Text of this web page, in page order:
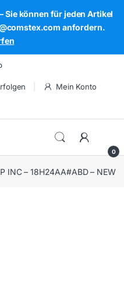
Sie können für jeden Artikel
anfordern.
Mein Konto
0
INC – 18H24AA#ABD – NEW